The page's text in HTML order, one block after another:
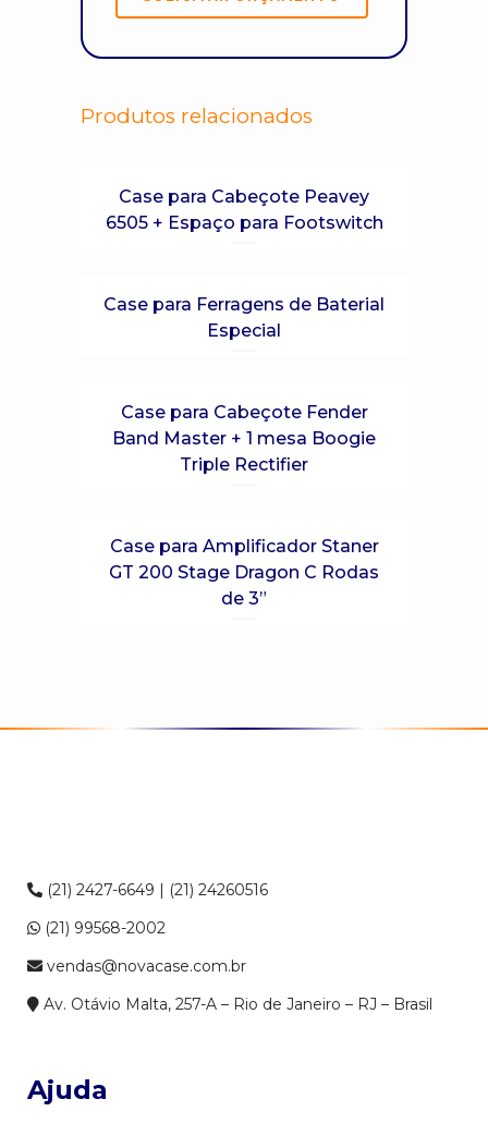
Produtos relacionados
Case para Cabeçote Peavey
6505 + Espaço para Footswitch
Case para Ferragens de Baterial
Especial
Case para Cabeçote Fender
Band Master + 1 mesa Boogie
Triple Rectifier
Case para Amplificador Staner
GT 200 Stage Dragon C Rodas
de 3”
(21) 2427-6649 | (21) 24260516
(21) 99568-2002
vendas@novacase.com.br
Av. Otávio Malta, 257-A – Rio de Janeiro – RJ – Brasil
Ajuda